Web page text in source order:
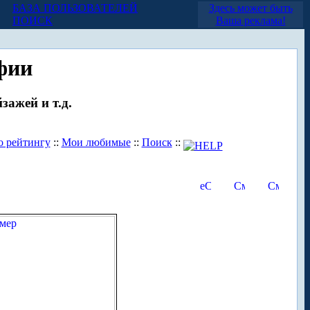
БАЗА ПОЛЬЗОВАТЕЛЕЙ
ПОИСК
Здесь может быть
Ваша реклама!
и т.д.
рейтингу:: Мои любимые:: Поиск::